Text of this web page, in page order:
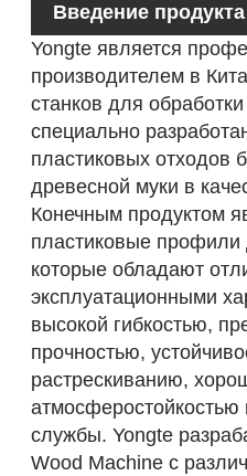
Введение продукта
Yongte является
производителем в
станков для
специально
пластиковых отходов
древесной муки в
Конечным продуктом
пластиковые
которые обладают
эксплуатационными
высокой гибкостью,
прочностью,
растрескиванию,
службы. Yongte
Wood Machine с